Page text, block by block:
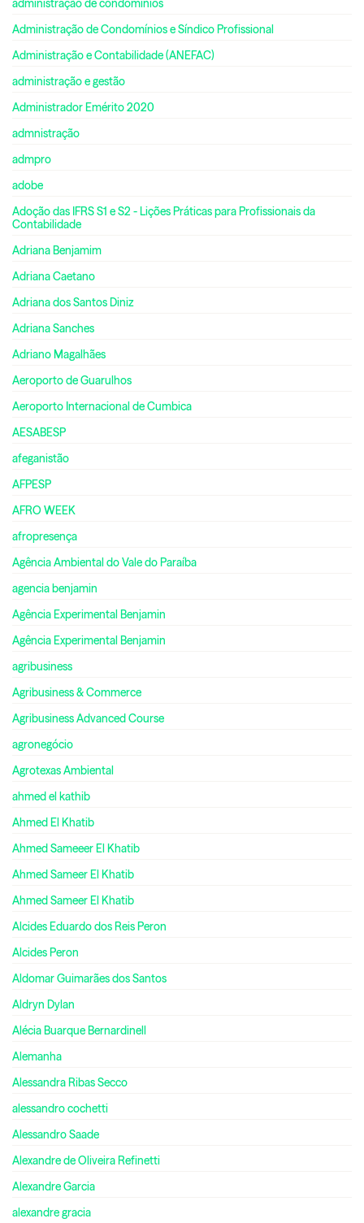
administração de condomínios
Administração de Condomínios e Síndico Profissional
Administração e Contabilidade (ANEFAC)
administração e gestão
Administrador Emérito 2020
admnistração
admpro
adobe
Adoção das IFRS S1 e S2 - Lições Práticas para Profissionais da
Contabilidade
Adriana Benjamim
Adriana Caetano
Adriana dos Santos Diniz
Adriana Sanches
Adriano Magalhães
Aeroporto de Guarulhos
Aeroporto Internacional de Cumbica
AESABESP
afeganistão
AFPESP
AFRO WEEK
afropresença
Agência Ambiental do Vale do Paraíba
agencia benjamin
Agência Experimental Benjamin
Agência Experimental Benjamin
agribusiness
Agribusiness & Commerce
Agribusiness Advanced Course
agronegócio
Agrotexas Ambiental
ahmed el kathib
Ahmed El Khatib
Ahmed Sameeer El Khatib
Ahmed Sameer El Khatib
Ahmed Sameer El Khatib
Alcides Eduardo dos Reis Peron
Alcides Peron
Aldomar Guimarães dos Santos
Aldryn Dylan
Alécia Buarque Bernardinell
Alemanha
Alessandra Ribas Secco
alessandro cochetti
Alessandro Saade
Alexandre de Oliveira Refinetti
Alexandre Garcia
alexandre gracia